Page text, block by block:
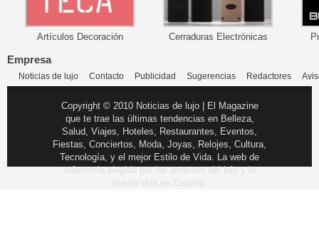
Artículos Decoración Cerraduras Electrónicas
Empresa
Noticias de lujo Contacto Publicidad Sugerencias Redactores
Copyright © 2010 Noticias de lujo | El Magazine
que te trae las últimas tendencias en Belleza,
Salud, Viajes, Hoteles, Restaurantes, Eventos,
Fiestas, Conciertos, Moda, Joyas, Relojes, Cultura,
Tecnología, y el mejor Estilo de Vida. La web de
referencia elegida por los amantes del lujo y la